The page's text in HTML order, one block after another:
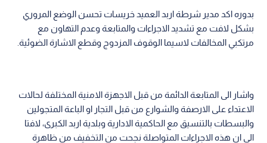
بدوره اكد مدير شرطة اربد العميد خريسات تحسن الوضع المروري
بشكل لافت مع تشديد الاجراءات والمتابعة وعدم التهاون مع
مرتكبي المخالفات لاسيما الوقوف المزدوج وقطع الاشارة الضوئية.
واشار الى المتابعة الدائمة من قبل الاجهزة الامنية المختلفة لحالات
الاعتداء على الارصفة والشوارع من قبل التجار او الباعة المتجولين
والبسطات بالتنسيق مع الحاكمية الادارية وبلدية اربد الكبرى، لافتا
الى ان هذه الاجراءات المتواصلة نجحت من التخفيف من ظاهرة